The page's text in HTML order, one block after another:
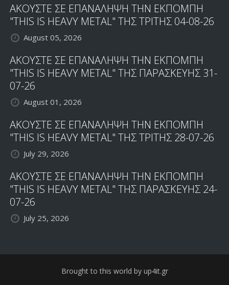
ΑΚΟΥΣΤΕ ΣΕ ΕΠΑΝΑΛΗΨΗ ΤΗΝ ΕΚΠΟΜΠΗ
"THIS IS HEAVY METAL" ΤΗΣ ΤΡΙΤΗΣ 04-08-26
August 05, 2026
ΑΚΟΥΣΤΕ ΣΕ ΕΠΑΝΑΛΗΨΗ ΤΗΝ ΕΚΠΟΜΠΗ
"THIS IS HEAVY METAL" ΤΗΣ ΠΑΡΑΣΚΕΥΗΣ 31-
07-26
August 01, 2026
ΑΚΟΥΣΤΕ ΣΕ ΕΠΑΝΑΛΗΨΗ ΤΗΝ ΕΚΠΟΜΠΗ
"THIS IS HEAVY METAL" ΤΗΣ ΤΡΙΤΗΣ 28-07-26
July 29, 2026
ΑΚΟΥΣΤΕ ΣΕ ΕΠΑΝΑΛΗΨΗ ΤΗΝ ΕΚΠΟΜΠΗ
"THIS IS HEAVY METAL" ΤΗΣ ΠΑΡΑΣΚΕΥΗΣ 24-
07-26
July 25, 2026
Brought to this world by up4it.gr